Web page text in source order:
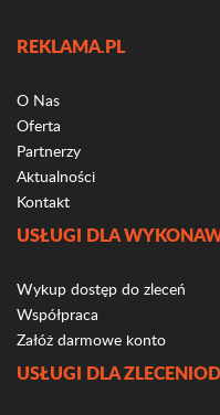
REKLAMA.PL
O Nas
Oferta
Partnerzy
Aktualności
Kontakt
USŁUGI DLA
Wykup dostęp do zleceń
Współpraca
Załóż darmowe konto
USŁUGI DLA